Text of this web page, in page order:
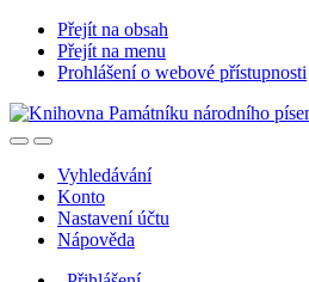
Přejít na obsah
Přejít na menu
Prohlášení o webové přístupnosti
Vyhledávání
Konto
Nastavení účtu
Nápověda